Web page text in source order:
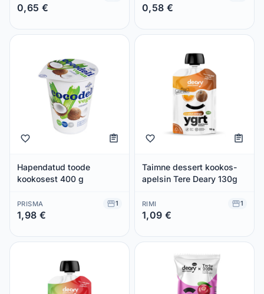
0,65 € 0,58 €
Hapendatud toode
kookosest 400 g
PRISMA 1
1,98 €
Taimne dessert kookos-
apelsin Tere Deary 130g
RIMI 1
1,09 €